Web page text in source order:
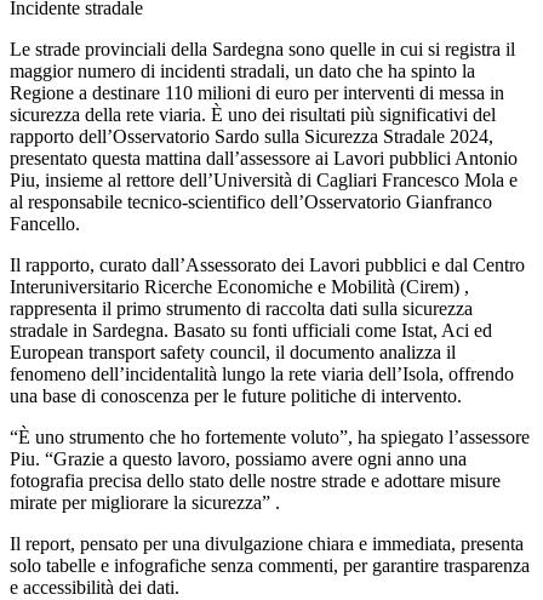
Incidente stradale
Le strade provinciali della Sardegna sono quelle in cui si registra il
maggior numero di incidenti stradali, un dato che ha spinto la
Regione a destinare 110 milioni di euro per interventi di messa in
sicurezza della rete viaria. È uno dei risultati più significativi del
rapporto dell’Osservatorio Sardo sulla Sicurezza Stradale 2024,
presentato questa mattina dall’assessore ai Lavori pubblici Antonio
Piu, insieme al rettore dell’Università di Cagliari Francesco Mola e
al responsabile tecnico-scientifico dell’Osservatorio Gianfranco
Fancello.
Il rapporto, curato dall’Assessorato dei Lavori pubblici e dal Centro
Interuniversitario Ricerche Economiche e Mobilità (Cirem) ,
rappresenta il primo strumento di raccolta dati sulla sicurezza
stradale in Sardegna. Basato su fonti ufficiali come Istat, Aci ed
European transport safety council, il documento analizza il
fenomeno dell’incidentalità lungo la rete viaria dell’Isola, offrendo
una base di conoscenza per le future politiche di intervento.
“È uno strumento che ho fortemente voluto”, ha spiegato l’assessore
Piu. “Grazie a questo lavoro, possiamo avere ogni anno una
fotografia precisa dello stato delle nostre strade e adottare misure
mirate per migliorare la sicurezza” .
Il report, pensato per una divulgazione chiara e immediata, presenta
solo tabelle e infografiche senza commenti, per garantire trasparenza
e accessibilità dei dati.